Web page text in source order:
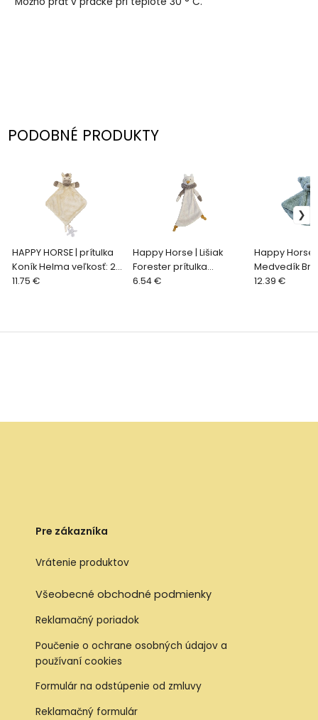
PODOBNÉ PRODUKTY
HAPPY HORSE | prítulka
Koník Helma veľkosť: 26
cm
11.75 €
Happy Horse | Lišiak
Forester prítulka
veľkosť: 26 cm
6.54 €
Happy Horse
Medvedík
29 cm
12.39 €
Pre zákazníka
Vrátenie produktov
Všeobecné obchodné podmienky
Reklamačný poriadok
Poučenie o ochrane osobných údajov a
používaní cookies
Formulár na odstúpenie od zmluvy
Reklamačný formulár